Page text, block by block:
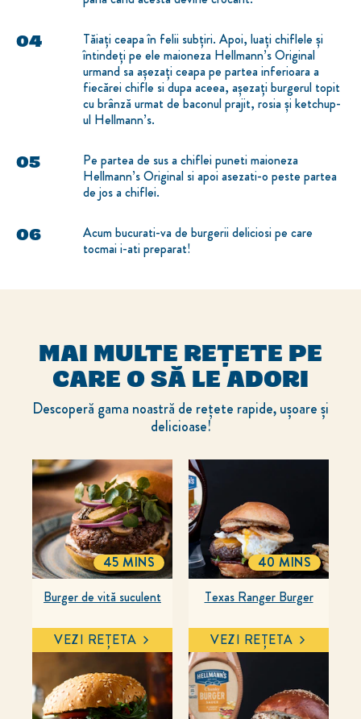
Tăiați ceapa în felii subțiri. Apoi, luați chiflele și
întindeți pe ele maioneza Hellmann’s Original
urmand sa așezați ceapa pe partea inferioara a
fiecărei chifle si dupa aceea, așezați burgerul topit
cu brânză urmat de baconul prajit, rosia și ketchup-
ul Hellmann’s.
Pe partea de sus a chiflei puneti maioneza
Hellmann’s Original si apoi asezati-o peste partea
de jos a chiflei.
Acum bucurati-va de burgerii deliciosi pe care
tocmai i-ati preparat!
MAI MULTE REȚETE PE
CARE O SĂ LE ADORI
Descoperă gama noastră de rețete rapide, ușoare și
delicioase!
Burger de vită suculent
TOTALTIME
45 MINS
VEZI REȚETA
Texas Ranger Burger
TOTALTIME
40 MINS
VEZI REȚETA